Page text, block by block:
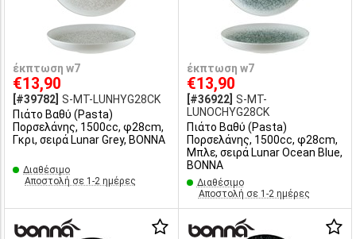
έκπτωση w7
€13,90
[#39782] S-MT-LUNHYG28CK
Πιάτο Βαθύ (Pasta)
Πορσελάνης, 1500cc, φ28cm,
Γκρι, σειρά Lunar Grey, BONNA
Διαθέσιμο
Αποστολή σε 1-2 ημέρες
έκπτωση w7
€13,90
[#36922] S-MT-
LUNOCHYG28CK
Πιάτο Βαθύ (Pasta)
Πορσελάνης, 1500cc, φ28cm,
Μπλε, σειρά Lunar Ocean Blue,
BONNA
Διαθέσιμο
Αποστολή σε 1-2 ημέρες